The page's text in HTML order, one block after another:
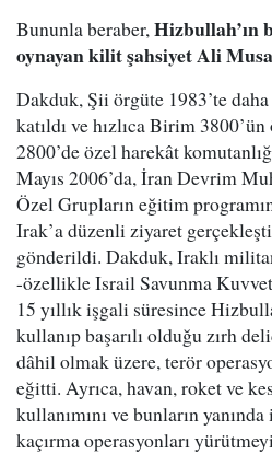
Bununla beraber,Hizbullah’ın
oynayan kilit şahsiyet Ali
Dakduk, Şii örgüte 1983’te
katıldı ve hızlıca Birim
2800’de özel harekât
Mayıs 2006’da, İran Devrim
Özel Grupların eğitim
Irak’a düzenli ziyaret
gönderildi. Dakduk, Iraklı
-özellikle Israil Savunma
15 yıllık işgali süresince
kullanıp başarılı olduğu zırh
dâhil olmak üzere, terör
eğitti. Ayrıca, havan, roket ve
kullanımını ve bunların
kaçırma operasyonları